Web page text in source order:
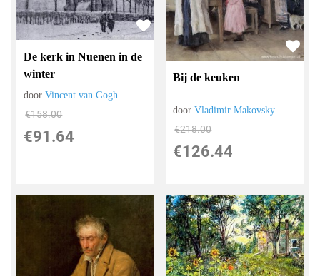
De kerk in Nuenen in de
winter
doorVincent van Gogh
€158.00
€91.64
Bij de keuken
doorVladimir Makovsky
€218.00
€126.44